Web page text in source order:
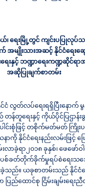
ယ်၊ ရေးမြို့တွင် ကျင်းပပြုလုပ်
အမျိုးသားအဆင့် နိုင်ငံရေးဆွေ
ေးနှင့် ဘဏ္ဍာရေးကဏ္ဍဆိုင်ရာအ
အဆိုပြုချက်စာတမ်း
င်ငံ လွတ်လပ်ရေးရရှိပြီးနောက် မွ
န်တူရေးနှင့် ကိုယ်ပိုင်ပြဌာန်း
င်းစုံဖြင့် တစိုက်မတ်မတ် ကြိုးပ
ကို နိုင်ငံရေးနည်းလမ်းဖြင့် ဖြ
ာခဲ့ရာ၂၀၁၈ ခုနှစ်၊ ဖေဖော်ဝ
စ်ခတ်တိုက်ခိုက်မှုရပ်စဲရေးသဘ
သည်။ ယခုစာတမ်းသည် နိုင်ငံ
ပြည်ထောင်စု ငြိမ်းချမ်းရေး